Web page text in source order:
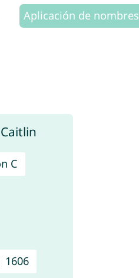
Aplicación de nombres
C
1606